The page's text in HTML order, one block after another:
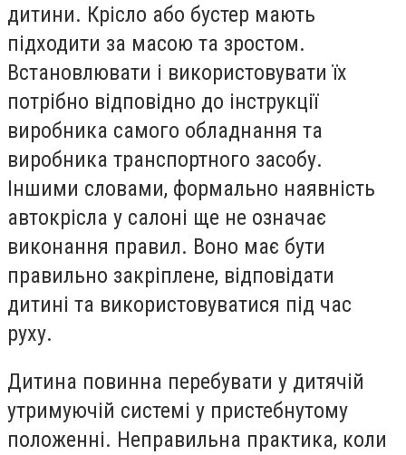
дитини. Крісло або бустер мають
підходити за масою та зростом.
Встановлювати і використовувати їх
потрібно відповідно до інструкції
виробника самого обладнання та
виробника транспортного засобу.
Іншими словами, формально наявність
автокрісла у салоні ще не означає
виконання правил. Воно має бути
правильно закріплене, відповідати
дитині та використовуватися під час
руху.
Дитина повинна перебувати у дитячій
утримуючій системі у пристебнутому
положенні. Неправильна практика, коли